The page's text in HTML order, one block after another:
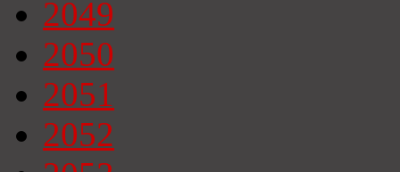
2049
2050
2051
2052